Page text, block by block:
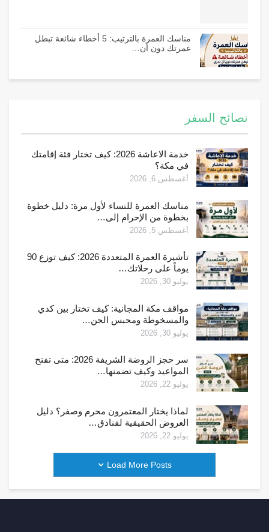
مناسك العمرة بالترتيب: 5 أخطاء شائعة تبطل
عمرتك دون أن…
نصائح السفر
خدمة الاعاشة 2026: كيف تختار فئة إقامتك
في مكة؟
أغسطس 6, 2026
مناسك العمرة للنساء لأول مرة: دليل خطوة
بخطوة من الإحرام إلى…
أغسطس 5, 2026
تأشيرة العمرة المتعددة 2026: كيف توزع 90
يوماً على رحلاتك…
يوليو 30, 2026
مواقف مكة المجانية: كيف تختار بين كدي
والمسخوطة ومحبس الجن…
يوليو 30, 2026
سر حجز الروضة الشريفة 2026: متى تفتح
المواعيد وكيف تضمنها…
يوليو 22, 2026
لماذا يختار المعتمرون محرم وصفر؟ دليل
العروض الحقيقية لفنادق…
يوليو 22, 2026
Load More Posts